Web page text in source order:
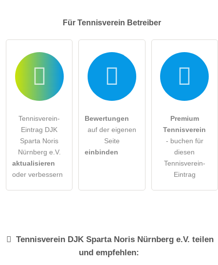
Für Tennisverein Betreiber
Tennisverein-
Eintrag DJK
Sparta Noris
Nürnberg e.V.
aktualisieren
oder verbessern
Bewertungen
auf der eigenen
Seite
einbinden
Premium
Tennisverein
- buchen für
diesen
Tennisverein-
Eintrag
Tennisverein DJK Sparta Noris Nürnberg e.V. teilen
und empfehlen: